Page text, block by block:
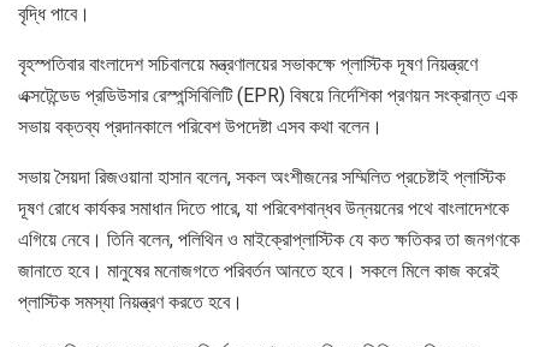
বৃদ্ধি পাবে।
বৃহস্পতিবার বাংলাদেশ সচিবালয়ে মন্ত্রণালয়ের সভাকক্ষে প্লাস্টিক দূষণ নিয়ন্ত্রণে
এক্সটেন্ডেড প্রডিউসার রেস্পন্সিবিলিটি (EPR) বিষয়ে নির্দেশিকা প্রণয়ন সংক্রান্ত এক
সভায় বক্তব্য প্রদানকালে পরিবেশ উপদেষ্টা এসব কথা বলেন।
সভায় সৈয়দা রিজওয়ানা হাসান বলেন, সকল অংশীজনের সম্মিলিত প্রচেষ্টাই প্লাস্টিক
দূষণ রোধে কার্যকর সমাধান দিতে পারে, যা পরিবেশবান্ধব উন্নয়নের পথে বাংলাদেশকে
এগিয়ে নেবে। তিনি বলেন, পলিথিন ও মাইক্রোপ্লাস্টিক যে কত ক্ষতিকর তা জনগণকে
জানাতে হবে। মানুষের মনোজগতে পরিবর্তন আনতে হবে। সকলে মিলে কাজ করেই
প্লাস্টিক সমস্যা নিয়ন্ত্রণ করতে হবে।